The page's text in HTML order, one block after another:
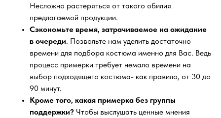
Несложно растеряться от такого обилия
предлагаемой продукции.
Сэкономьте время, затрачиваемое на ожидание
в очереди. Позвольте нам уделить достаточно
времени для подбора костюма именно для Вас. Ведь
процесс примерки требует немало времени на
выбор подходящего костюма- как правило, от 30 до
90 минут.
Кроме того, какая примерка без группы
поддержки? Чтобы выслушать ценные мнения